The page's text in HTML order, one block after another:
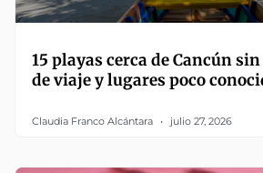
15 playas cerca de Cancún
de viaje y lugares poco
Claudia Franco Alcántara julio 27, 2026